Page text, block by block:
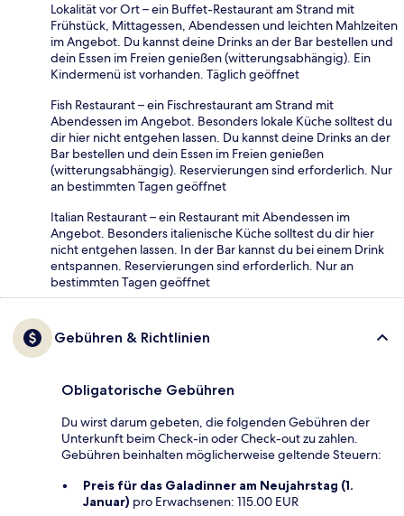
Lokalität vor Ort – ein Buffet-Restaurant am Strand mit
Frühstück, Mittagessen, Abendessen und leichten Mahlzeiten
im Angebot. Du kannst deine Drinks an der Bar bestellen und
dein Essen im Freien genießen (witterungsabhängig). Ein
Kindermenü ist vorhanden. Täglich geöffnet
Fish Restaurant – ein Fischrestaurant am Strand mit
Abendessen im Angebot. Besonders lokale Küche solltest du
dir hier nicht entgehen lassen. Du kannst deine Drinks an der
Bar bestellen und dein Essen im Freien genießen
(witterungsabhängig). Reservierungen sind erforderlich. Nur
an bestimmten Tagen geöffnet
Italian Restaurant – ein Restaurant mit Abendessen im
Angebot. Besonders italienische Küche solltest du dir hier
nicht entgehen lassen. In der Bar kannst du bei einem Drink
entspannen. Reservierungen sind erforderlich. Nur an
bestimmten Tagen geöffnet
Gebühren & Richtlinien
Obligatorische Gebühren
Du wirst darum gebeten, die folgenden Gebühren der
Unterkunft beim Check-in oder Check-out zu zahlen.
Gebühren beinhalten möglicherweise geltende Steuern:
Preis für das Galadinner am Neujahrstag (1.
Januar) pro Erwachsenen: 115.00 EUR